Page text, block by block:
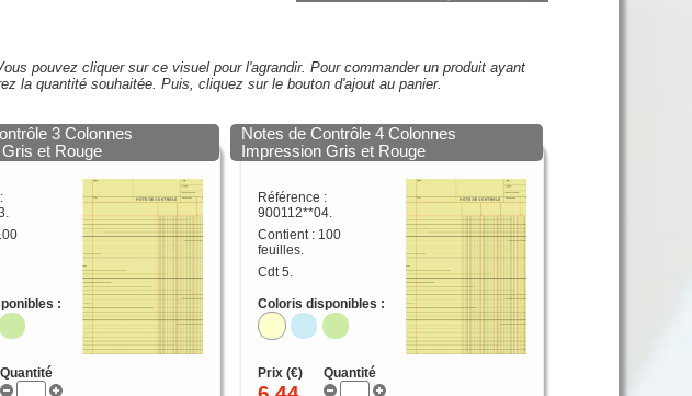
pouvez cliquer sur ce visuel pour l'agrandir. Pour commander un produit ayant
la quantité souhaitée. Puis, cliquez sur le bouton d'ajout au panier.
3 Colonnes
et Rouge
:
Quantité
Notes de Contrôle 4 Colonnes
Impression Gris et Rouge
Référence :
900112**04.
Contient : 100
feuilles.
Cdt 5.
Coloris disponibles :
Prix (€) Quantité